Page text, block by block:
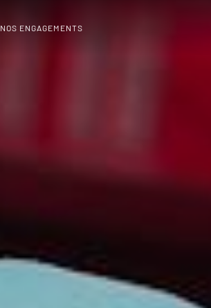
NOS ENGAGEMENTS